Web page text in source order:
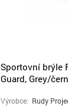
Sportovní brýle
Guard, Grey/
Výrobce: Rudy